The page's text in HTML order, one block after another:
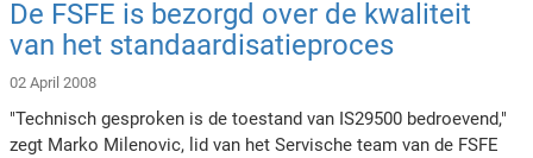
De FSFE is bezorgd over de kwaliteit
van het standaardisatieproces
02 April 2008
"Technisch gesproken is de toestand van IS29500 bedroevend,"
zegt Marko Milenovic, lid van het Servische team van de FSFE